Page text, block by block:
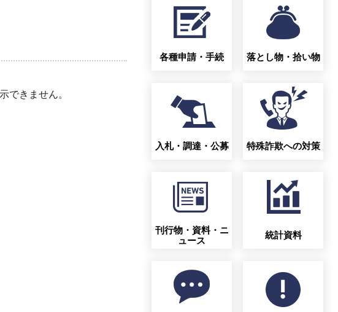
できません。
各種申請・手続 落とし物・拾い物
入札・調達・公募 特殊詐欺への対策
刊行物・資料・ニ
ュース
統計資料